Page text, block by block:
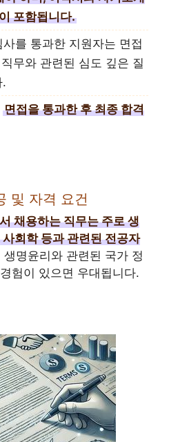
포함됩니다.
사를 통과한 지원자는 면접
무와 관련된 심도 깊은 질
.
면접을 통과한 후 최종 합격
및 자격 요건
채용하는 직무는 주로 생
회학 등과 관련된 전공자
생명윤리와 관련된 국가 정
험이 있으면 우대됩니다.